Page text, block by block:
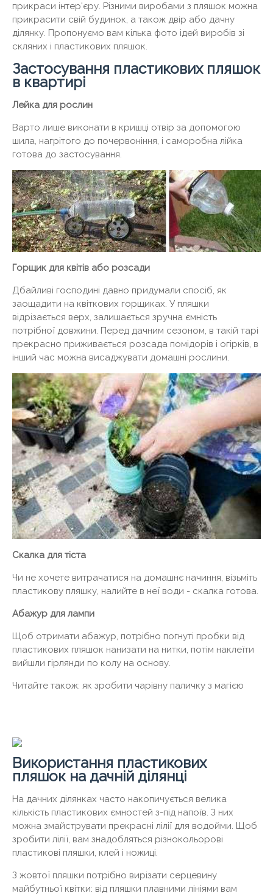
прикраси інтер'єру. Різними виробами з пляшок можна
прикрасити свій будинок, а також двір або дачну
ділянку. Пропонуємо вам кілька фото ідей виробів зі
скляних і пластикових пляшок.
Застосування пластикових пляшок
в квартирі
Лейка для рослин
Варто лише виконати в кришці отвір за допомогою
шила, нагрітого до почервоніння, і саморобна лійка
готова до застосування.
Горщик для квітів або розсади
Дбайливі господині давно придумали спосіб, як
заощадити на квіткових горщиках. У пляшки
відрізається верх, залишається зручна ємність
потрібної довжини. Перед дачним сезоном, в такій тарі
прекрасно приживається розсада помідорів і огірків, в
інший час можна висаджувати домашні рослини.
Скалка для тіста
Чи не хочете витрачатися на домашнє начиння, візьміть
пластикову пляшку, налийте в неї води - скалка готова.
Абажур для лампи
Щоб отримати абажур, потрібно погнуті пробки від
пластикових пляшок нанизати на нитки, потім наклеїти
вийшли гірлянди по колу на основу.
Читайте також: як зробити чарівну паличку з магією
Використання пластикових
пляшок на дачній ділянці
На дачних ділянках часто накопичується велика
кількість пластикових ємностей з-під напоїв. З них
можна змайструвати прекрасні лілії для водойми. Щоб
зробити лілії, вам знадобляться різнокольорові
пластикові пляшки, клей і ножиці.
З жовтої пляшки потрібно вирізати серцевину
майбутньої квітки: від пляшки плавними лініями вам